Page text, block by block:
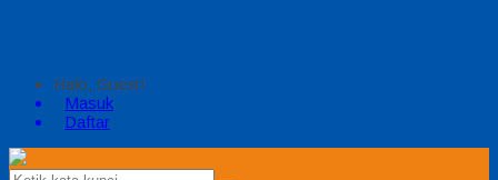
Halo, Guest!
Masuk
Daftar